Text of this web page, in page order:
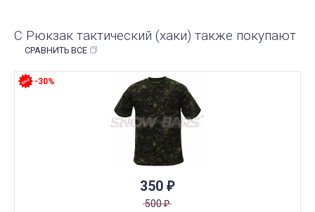
С Рюкзак тактический (хаки) также покупают
СРАВНИТЬ ВСЕ
350 ₽
500₽
-30%